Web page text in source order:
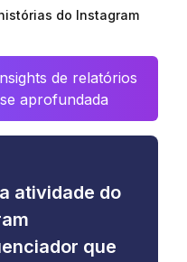
do Instagram
de relatórios
aprofundada
atividade do
que